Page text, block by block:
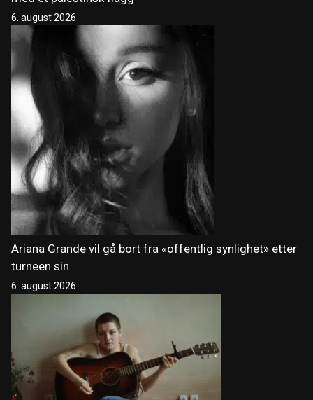
6. august 2026
Ariana Grande vil gå bort fra «offentlig synlighet» etter
turneen sin
6. august 2026